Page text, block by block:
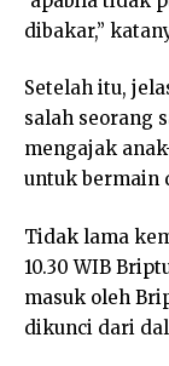
dibakar,”
Setelah itu,
salah seorang
mengajak
untuk bermain
Tidak lama
10.30 WIB
masuk oleh
dikunci dari